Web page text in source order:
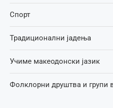
Спорт
Традиционални јадења
Учиме макеодонски јазик
Фолклорни друштва и групи